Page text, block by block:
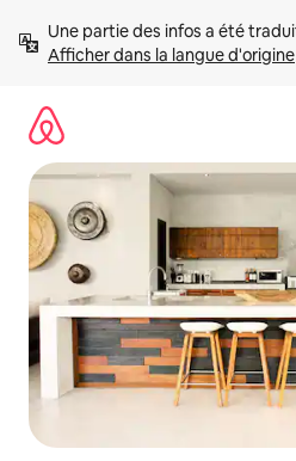
directement
Afficher dans la langue d'origine